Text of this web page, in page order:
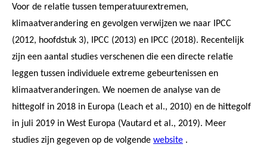
Voor de relatie tussen temperatuurextremen,
klimaatverandering en gevolgen verwijzen we naar IPCC
(2012, hoofdstuk 3), IPCC (2013) en IPCC (2018). Recentelijk
zijn een aantal studies verschenen die een directe relatie
leggen tussen individuele extreme gebeurtenissen en
klimaatveranderingen. We noemen de analyse van de
hittegolf in 2018 in Europa (Leach et al., 2010) en de hittegolf
in juli 2019 in West Europa (Vautard et al., 2019). Meer
studies zijn gegeven op de volgende website .